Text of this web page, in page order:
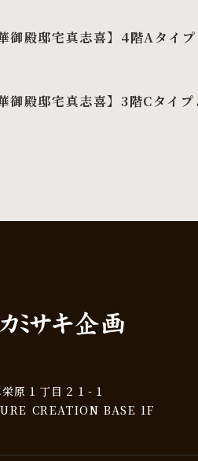
華御殿邸宅真志喜】4階Aタイ
華御殿邸宅真志喜】3階Cタイ
原１丁目２１-１
CREATION BASE 1F